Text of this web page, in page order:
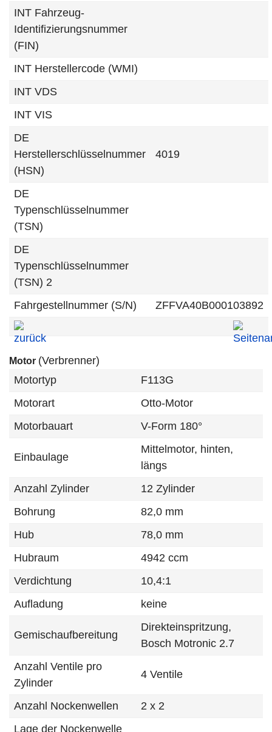
INT Fahrzeug-
Identifizierungsnummer
(FIN)
INT Herstellercode (WMI)
INT VDS
INT VIS
DE
Herstellerschlüsselnummer
(HSN)
4019
DE
Typenschlüsselnummer
(TSN)
DE
Typenschlüsselnummer
(TSN) 2
Fahrgestellnummer (S/N)
ZFFVA40B000103892
Motor (Verbrenner)
Motortyp
F113G
Motorart
Otto-Motor
Motorbauart
V-Form 180°
Einbaulage
Mittelmotor, hinten,
längs
Anzahl Zylinder
12 Zylinder
Bohrung
82,0 mm
Hub
78,0 mm
Hubraum
4942 ccm
Verdichtung
10,4:1
Aufladung
keine
Gemischaufbereitung
Direkteinspritzung,
Bosch Motronic 2.7
Anzahl Ventile pro
Zylinder
4 Ventile
Anzahl Nockenwellen
2 x 2
Lage der Nockenwelle